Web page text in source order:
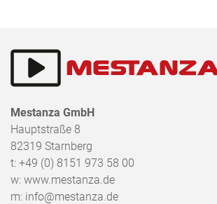
Mestanza GmbH
Hauptstraße 8
82319 Starnberg
t: +49 (0) 8151 973 58 00
w: www.mestanza.de
m: info@mestanza.de